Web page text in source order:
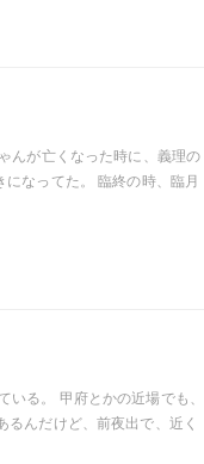
んが亡くなった時に、義理の
なってた。 臨終の時、臨月
る。 甲府とかの近場でも、
んだけど、前夜出で、近く